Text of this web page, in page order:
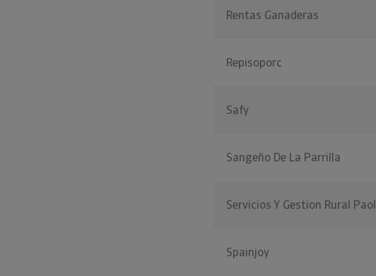
Rentas Ganaderas
Repisoporc
Safy
Sangeño De La Parrilla
Servicios Y Gestion Rural Paol
Spainjoy